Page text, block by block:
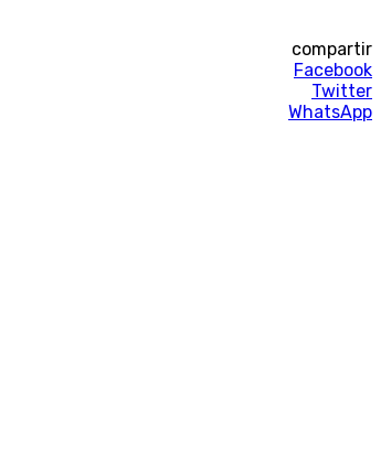
compartir
Facebook
Twitter
WhatsApp